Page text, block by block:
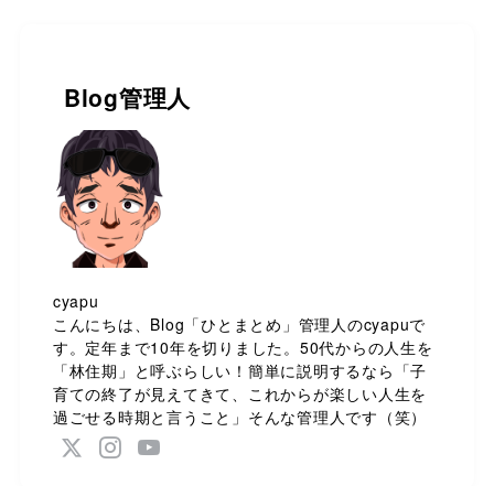
Blog管理人
cyapu
こんにちは、Blog「ひとまとめ」管理人のcyapuで
す。定年まで10年を切りました。50代からの人生を
「林住期」と呼ぶらしい！簡単に説明するなら「子
育ての終了が見えてきて、これからが楽しい人生を
過ごせる時期と言うこと」そんな管理人です（笑）